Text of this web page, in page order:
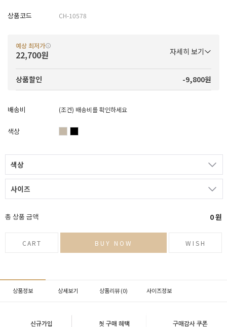
상품코드 CH-10578
예상 최저가
22,700원 자세히 보기
상품할인 -9,800원
배송비 (조건) 배송비를 확인하세요
색상
색상
사이즈
총 상품 금액 0원
CART BUY NOW WISH
상품정보 상세보기 상품리뷰 (0) 사이즈정보